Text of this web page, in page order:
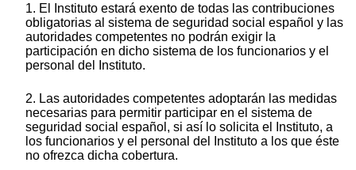
1. El Instituto estará exento de todas las contribuciones
obligatorias al sistema de seguridad social español y las
autoridades competentes no podrán exigir la
participación en dicho sistema de los funcionarios y el
personal del Instituto.
2. Las autoridades competentes adoptarán las medidas
necesarias para permitir participar en el sistema de
seguridad social español, si así lo solicita el Instituto, a
los funcionarios y el personal del Instituto a los que éste
no ofrezca dicha cobertura.